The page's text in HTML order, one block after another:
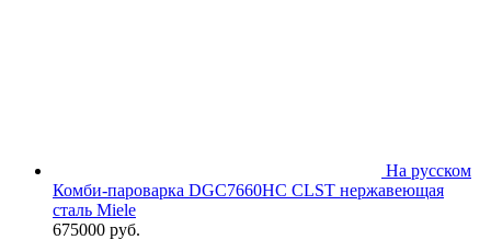
На русском
Комби-пароварка DGC7660HC CLST нержавеющая
сталь Miele
675000 руб.